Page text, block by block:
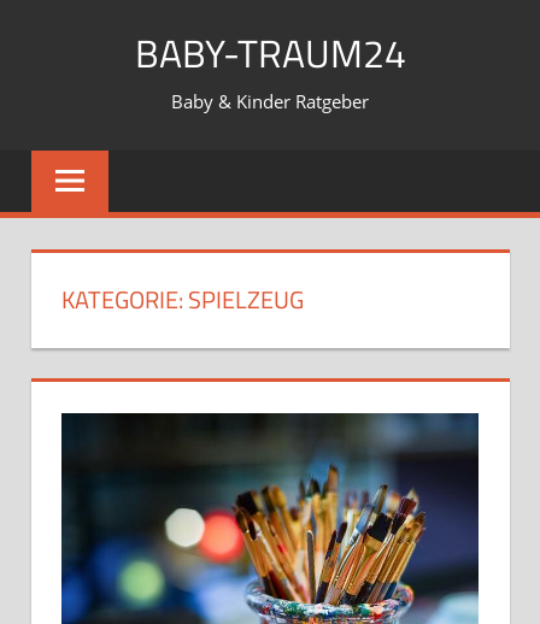
BABY-TRAUM24
Baby & Kinder Ratgeber
KATEGORIE:SPIELZEUG